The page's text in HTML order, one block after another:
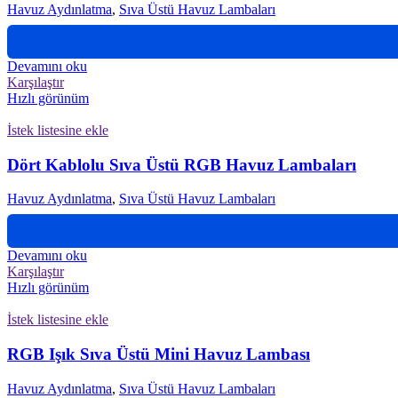
Havuz Aydınlatma, Sıva Üstü Havuz Lambaları
Devamını oku
Karşılaştır
Hızlı görünüm
İstek listesine ekle
Dört Kablolu Sıva Üstü RGB Havuz Lambaları
Havuz Aydınlatma, Sıva Üstü Havuz Lambaları
Devamını oku
Karşılaştır
Hızlı görünüm
İstek listesine ekle
RGB Işık Sıva Üstü Mini Havuz Lambası
Havuz Aydınlatma, Sıva Üstü Havuz Lambaları